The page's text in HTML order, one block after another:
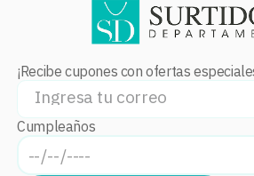
¡Recibe cupones con ofertas
Cumpleaños